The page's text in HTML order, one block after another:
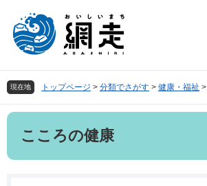
頭
で
飛
ば
現在地 トップページ > 分類でさがす > 健康・福祉 >
本
こころの健康